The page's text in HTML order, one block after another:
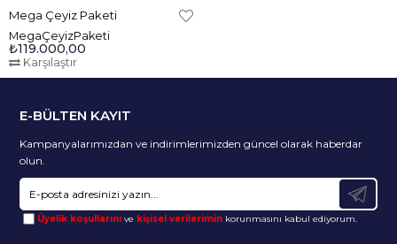
Güç
Hız Ayarı
Iyon
Kullanım Tipi Standart
Soğuk Hava Var
Mega Çeyiz Paketi
MegaÇeyizPaketi
₺119.000,00
Karşılaştır
E-BÜLTEN KAYIT
Kampanyalarımızdan ve indirimlerimizden güncel olarak haberdar
olun.
Üyelik koşullarını ve kişisel verilerimin korunmasını kabul ediyorum.